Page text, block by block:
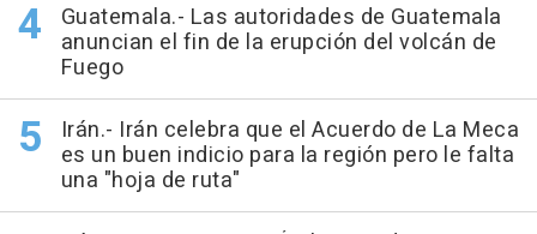
Guatemala.- Las autoridades de Guatemala
anuncian el fin de la erupción del volcán de
Fuego
Irán.- Irán celebra que el Acuerdo de La Meca
es un buen indicio para la región pero le falta
una "hoja de ruta"